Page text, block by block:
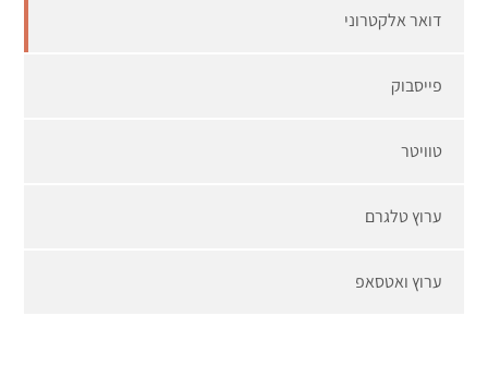
דואר אלקטרוני
פייסבוק
טוויטר
ערוץ טלגרם
ערוץ ואטסאפ